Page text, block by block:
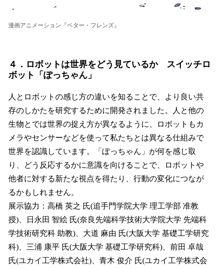
漫画アニメーション『ベター・フレンズ』
４．ロボットは世界をどう見ているか スイッチロ
ボット「ぽっちゃん」
人とロボットの感じ方の違いを知ることで、より良い共
存のしかたを研究するために開発されました。人と他の
生物とでは世界の捉え方が異なるように、ロボットもカ
メラやセンサーなどを使って私たちとは異なる仕組みで
世界を認識しています。「ぽっちゃん」が何を感じ取
り、どう反応するかに意識を向けることで、ロボットや
他者に対する新たな視点を得たり、行動の変化につなが
るかもしれません。
展示協力：高橋 英之 氏(追手門学院大学 理工学部 准教
授)、日永田 智絵 氏(奈良先端科学技術大学院大学 先端科
学技術研究科 助教)、大道 麻由 氏(大阪大学 基礎工学研究
科)、三浦 康平 氏(大阪大学 基礎工学研究科)、前田 卓哉
氏(ユカイ工学株式会社)、青木 俊介 氏(ユカイ工学株式会